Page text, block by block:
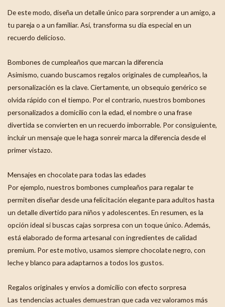
De este modo, diseña un detalle único para sorprender a un amigo, a
tu pareja o a un familiar. Así, transforma su día especial en un
recuerdo delicioso.
Bombones de cumpleaños que marcan la diferencia
Asimismo, cuando buscamos regalos originales de cumpleaños, la
personalización es la clave. Ciertamente, un obsequio genérico se
olvida rápido con el tiempo. Por el contrario, nuestros bombones
personalizados a domicilio con la edad, el nombre o una frase
divertida se convierten en un recuerdo imborrable. Por consiguiente,
incluir un mensaje que le haga sonreír marca la diferencia desde el
primer vistazo.
Mensajes en chocolate para todas las edades
Por ejemplo, nuestros bombones cumpleaños para regalar te
permiten diseñar desde una felicitación elegante para adultos hasta
un detalle divertido para niños y adolescentes. En resumen, es la
opción ideal si buscas cajas sorpresa con un toque único. Además,
está elaborado de forma artesanal con ingredientes de calidad
premium. Por este motivo, usamos siempre chocolate negro, con
leche y blanco para adaptarnos a todos los gustos.
Regalos originales y envíos a domicilio con efecto sorpresa
Las tendencias actuales demuestran que cada vez valoramos más